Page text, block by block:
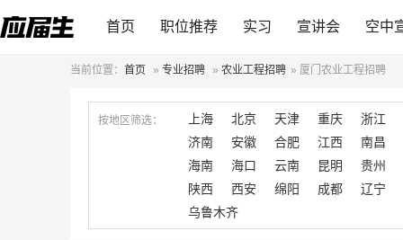
首页 职位推荐 实习 宣讲会 空中
当前位置： 首页 » 专业招聘 » 农业工程招聘 » 厦门农业工程招聘
按地区筛选： 上海 北京 天津 重庆
浙江
济南
安徽 合肥 江西
南昌
海南
海口 云南 昆明
贵州
陕西
西安 绵阳 成都
辽宁
乌鲁木齐